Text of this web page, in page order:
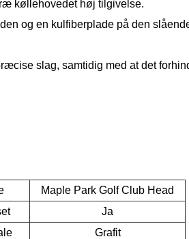
køllehovedet høj tilgivelse.
og en kulfiberplade på den
slag, samtidig med at det
Maple Park Golf Club Head
Ja
Grafit